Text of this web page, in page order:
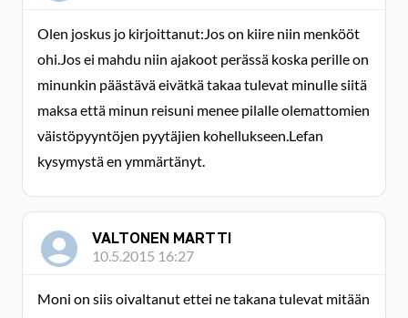
Olen joskus jo kirjoittanut:Jos on kiire niin menkööt
ohi.Jos ei mahdu niin ajakoot perässä koska perille on
minunkin päästävä eivätkä takaa tulevat minulle siitä
maksa että minun reisuni menee pilalle olemattomien
väistöpyyntöjen pyytäjien kohellukseen.Lefan
kysymystä en ymmärtänyt.
VALTONEN MARTTI
10.5.2015 16:27
Moni on siis oivaltanut ettei ne takana tulevat mitään